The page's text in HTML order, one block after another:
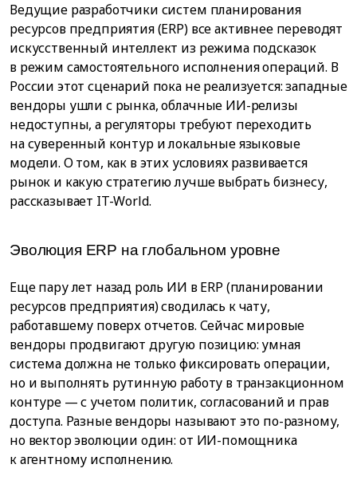
Ведущие разработчики систем планирования
ресурсов предприятия (ERP) все активнее переводят
искусственный интеллект из режима подсказок
в режим самостоятельного исполнения операций. В
России этот сценарий пока не реализуется: западные
вендоры ушли с рынка, облачные ИИ-релизы
недоступны, а регуляторы требуют переходить
на суверенный контур и локальные языковые
модели. О том, как в этих условиях развивается
рынок и какую стратегию лучше выбрать бизнесу,
рассказывает IT-World.
Эволюция ERP на глобальном уровне
Еще пару лет назад роль ИИ в ERP (планировании
ресурсов предприятия) сводилась к чату,
работавшему поверх отчетов. Сейчас мировые
вендоры продвигают другую позицию: умная
система должна не только фиксировать операции,
но и выполнять рутинную работу в транзакционном
контуре — с учетом политик, согласований и прав
доступа. Разные вендоры называют это по-разному,
но вектор эволюции один: от ИИ-помощника
к агентному исполнению.